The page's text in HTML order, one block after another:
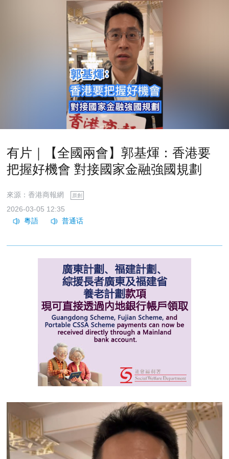
有片｜【全國兩會】郭基煇：香港要
把握好機會 對接國家金融強國規劃
來源：香港商報網 原創
2026-03-05 12:35